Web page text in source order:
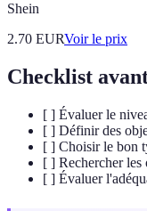
Shein
2.70 EURVoir le prix
Checklist
[ ] Évaluer le
[ ] Définir des
[ ] Choisir le bon
[ ] Rechercher les
[ ] Évaluer